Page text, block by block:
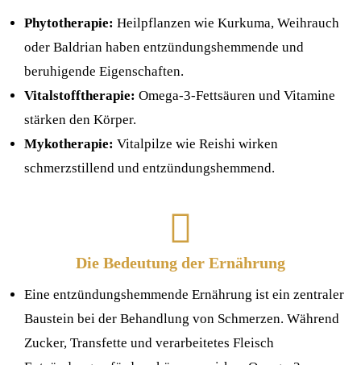
Phytotherapie: Heilpflanzen wie Kurkuma, Weihrauch
oder Baldrian haben entzündungshemmende und
beruhigende Eigenschaften.
Vitalstofftherapie: Omega-3-Fettsäuren und Vitamine
stärken den Körper.
Mykotherapie: Vitalpilze wie Reishi wirken
schmerzstillend und entzündungshemmend.
Die Bedeutung der Ernährung
Eine entzündungshemmende Ernährung ist ein zentraler
Baustein bei der Behandlung von Schmerzen. Während
Zucker, Transfette und verarbeitetes Fleisch